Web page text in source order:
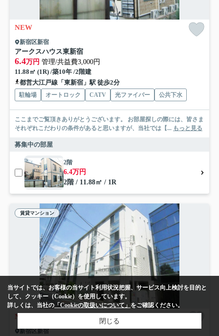
NEW
新宿区新宿
アークスハウス東新宿
6.4万円 管理/共益費3,000円
11.88㎡ (1R) /築10年 /2階建
都営大江戸線「東新宿」駅 徒歩2分
駐輪場 オートロック CATV 光ファイバー 公共下水
ここまでご覧頂きありがとうございます。 お部屋探しの際には、皆さま
それぞれこだわりの条件があると思いますが、当社では【... もっと見る
募集中の部屋
2階
6.4万円
2階 / 11.88㎡ / 1R
賃貸マンション
NEW
新宿区新宿
当サイトでは、お客様の当サイト利用状況把握、サービス向上検討を目的と
して、クッキー（Cookie）を使用しています。
詳しくは、当社の 「Cookieの取扱いについて」をご確認ください。
閉じる